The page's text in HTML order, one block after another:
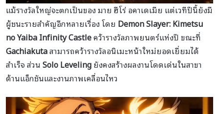
แม้รางวัลใหญ่จะตกเป็นของ มาย ฮีโร่ อคาเดเมีย แต่เวทีปีนี้ยังมี
ผู้ชนะรายสำคัญอีกหลายเรื่อง โดย Demon Slayer: Kimetsu
no Yaiba Infinity Castleคว้ารางวัลภาพยนตร์แห่งปี ขณะที่
Gachiakutaสามารถคว้ารางวัลอนิเมะหน้าใหม่ยอดเยี่ยมได้
สำเร็จ ส่วนSolo Levelingยังคงสร้างผลงานโดดเด่นในสาขา
ด้านแอ็กชันและงานภาพเคลื่อนไหว